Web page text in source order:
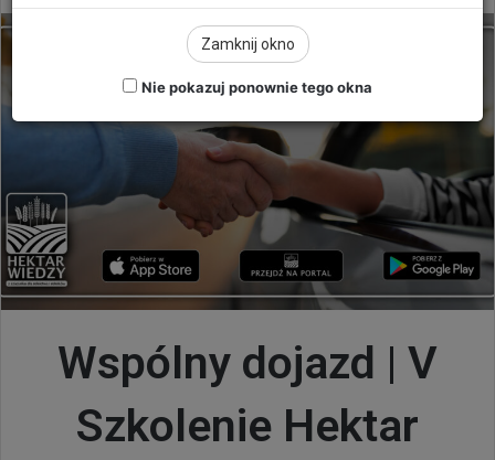
email
Wspólny dojazd | V
Szkolenie Hektar
Zamknij okno
Nie pokazuj ponownie tego okna